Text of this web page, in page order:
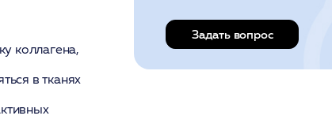
коллагена,
в тканях
Задать вопрос